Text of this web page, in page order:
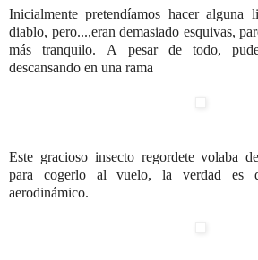
Inicialmente pretendíamos hacer alguna
diablo, pero...,eran demasiado esquivas,
más tranquilo.
A pesar de todo,
descansando en una rama
Este gracioso insecto regordete volaba
para cogerlo al vuelo, la verdad es
aerodinámico.